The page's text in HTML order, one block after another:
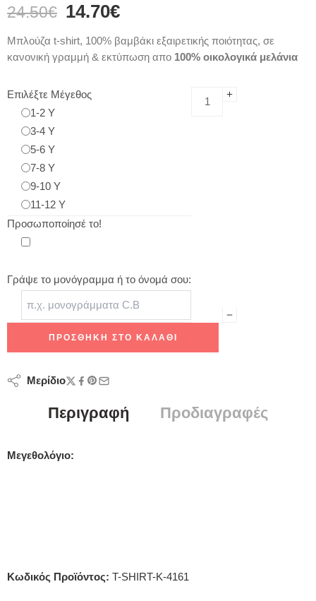
24.50€ 14.70€
Μπλούζα t-shirt, 100% βαμβάκι εξαιρετικής ποιότητας, σε
κανονική γραμμή & εκτύπωση απο 100% οικολογικά μελάνια
Επιλέξτε Μέγεθος
1-2 Y
3-4 Y
5-6 Y
7-8 Y
9-10 Y
11-12 Y
Προσωποποίησέ το!
Γράψε το μονόγραμμα ή το όνομά σου:
ΠΡΟΣΘΉΚΗ ΣΤΟ ΚΑΛΆΘΙ
Μερίδιο
Περιγραφή Προδιαγραφές
Μεγεθολόγιο:
Κωδικός Προϊόντος: T-SHIRT-K-4161